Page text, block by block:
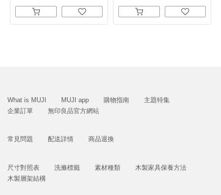
What is MUJI MUJI app 購物指南
主題特集
企業訂單
無印良品官方網站
常見問題 配送詳情 商品退換
尺寸對照表 洗滌標籤 素材種類
木製家具保養方法
木製層架結構